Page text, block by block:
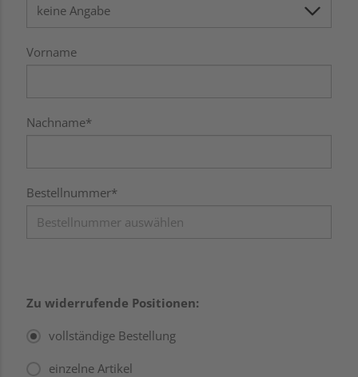
Vorname
Nachname*
Bestellnummer*
Zu widerrufende Positionen:
vollständige Bestellung
einzelne Artikel